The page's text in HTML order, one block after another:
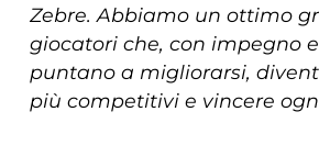
Zebre. Abbiamo un ottimo
giocatori che, con impegno
puntano a migliorarsi,
più competitivi e vincere